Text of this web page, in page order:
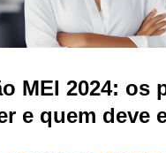
MEI 2024: os
e quem deve